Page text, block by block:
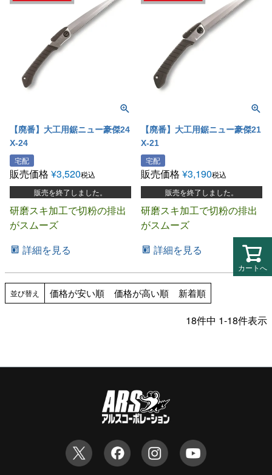
【廃番】大工用鋸ニュー豪傑24
X-24
宅配
販売価格 ¥3,520税込
販売を終了しました。
研磨スキ加工で切粉の排出
がスムーズ
詳細を見る
【廃番】大工用鋸ニュー豪傑21
X-21
宅配
販売価格 ¥3,190税込
販売を終了しました。
研磨スキ加工で切粉の排出
がスムーズ
詳細を見る
並び替え 価格が安い順 価格が高い順 新着順
18件中 1-18件表示
カートへ